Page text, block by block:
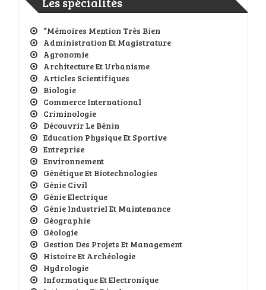
*Mémoires Mention Très Bien
Administration Et Magistrature
Agronomie
Architecture Et Urbanisme
Articles Scientifiques
Biologie
Commerce International
Criminologie
Découvrir Le Bénin
Education Physique Et Sportive
Entreprise
Environnement
Génétique Et Biotechnologies
Génie Civil
Génie Electrique
Génie Industriel Et Maintenance
Géographie
Géologie
Gestion Des Projets Et Management
Histoire Et Archéologie
Hydrologie
Informatique Et Electronique